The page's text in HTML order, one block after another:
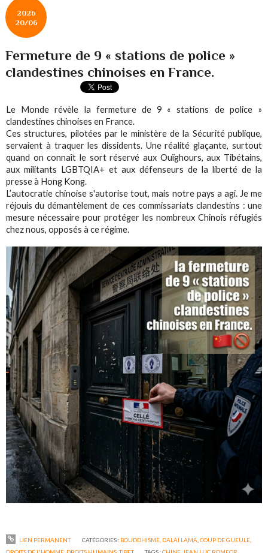
2026
20/06
Fermeture de 9 « stations de police »
clandestines chinoises en France.
Le Monde révèle la fermeture de 9 « stations de police »
clandestines chinoises en France.
Ces structures, pilotées par le ministère de la Sécurité publique,
servaient à traquer les dissidents. Une réalité glaçante, surtout
quand on connaît le sort réservé aux Ouïghours, aux Tibétains,
aux militants LGBTQIA+ et aux défenseurs de la liberté de la
presse à Hong Kong.
L’autocratie chinoise s'autorise tout, mais notre pays a agi. Je me
réjouis du démantèlement de ces commissariats clandestins : une
mesure nécessaire pour protéger les nombreux Chinois réfugiés
chez nous, opposés à ce régime.
LIEN PERMANENT CATÉGORIES : BOUDDHISME, DALAÏ LAMA COUP DE GUEULE,